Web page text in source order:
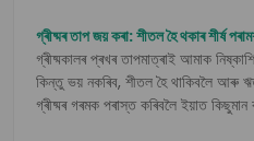
গ্ৰীষ্মৰ তাপ জয় কৰা: শীতল হৈ থকাৰ শীৰ্ষ
গ্ৰীষ্মকালৰ প্ৰখৰ তাপমাত্ৰাই আমাক
কিন্তু ভয় নকৰিব, শীতল হৈ থাকিবলৈ আৰু
গ্ৰীষ্মৰ গৰমক পৰাস্ত কৰিবলৈ ইয়াত কিছুমান